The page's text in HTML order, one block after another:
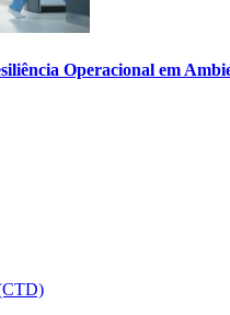
Operacional em